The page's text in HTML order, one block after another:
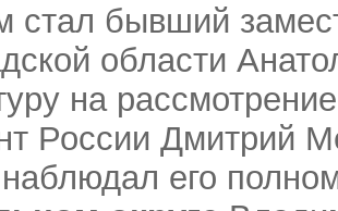
стал бывший
области
на
России Дмитрий
его